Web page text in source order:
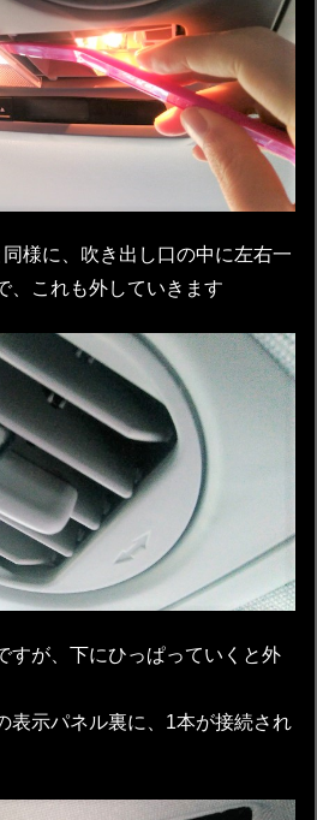
様に、吹き出し口の中に左右一
、これも外していきます
すが、下にひっぱっていくと外
表示パネル裏に、1本が接続され